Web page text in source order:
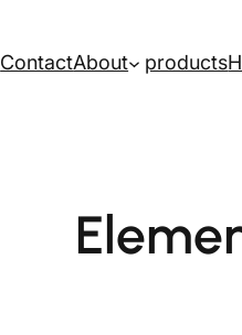
products
About
Contact